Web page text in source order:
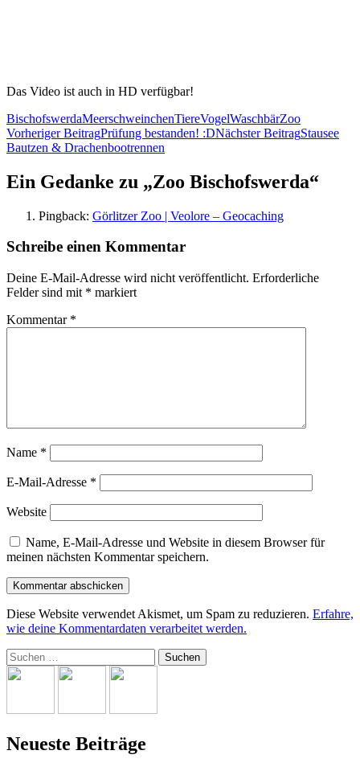
Das Video ist auch in HD verfügbar!
BischofswerdaMeerschweinchenTiereVogelWaschbärZoo
Beitrags-
Navigation
Vorheriger BeitragPrüfung bestanden! :DNächster BeitragStausee
Bautzen & Drachenbootrennen
Ein Gedanke zu „Zoo Bischofswerda“
Pingback: Görlitzer Zoo | Veolore – Geocaching
Schreibe einen Kommentar
Deine E-Mail-Adresse wird nicht veröffentlicht. Erforderliche
Felder sind mit * markiert
Kommentar *
Name *
E-Mail-Adresse *
Website
Name, E-Mail-Adresse und Website in diesem Browser für
meinen nächsten Kommentar speichern.
Diese Website verwendet Akismet, um Spam zu reduzieren. Erfahre,
wie deine Kommentardaten verarbeitet werden.
Suchen
nach:
Neueste Beiträge